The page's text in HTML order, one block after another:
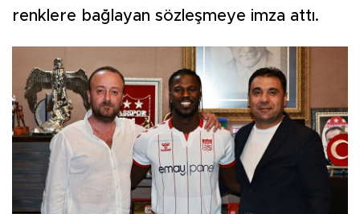
renklere bağlayan sözleşmeye imza attı.